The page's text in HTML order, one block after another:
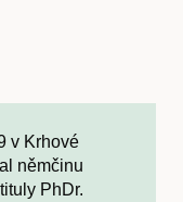
v Krhové
němčinu
PhDr.